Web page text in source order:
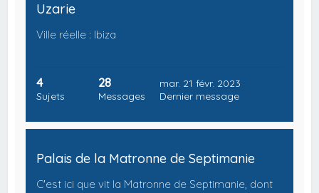
Uzarie
Ville réelle : Ibiza
4
Sujets
28
Messages
mar. 21 févr. 2023
Dernier message
Palais de la Matronne de Septimanie
C'est ici que vit la Matronne de Septimanie, dont